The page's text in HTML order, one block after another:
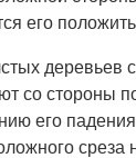
его
деревьев
со стороны
его